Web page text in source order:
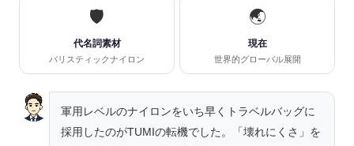
🛡️
代名詞素材
バリスティックナイロン
🌏
現在
世界的グローバル展開
軍用レベルのナイロンをいち早くトラベルバッグに
採用したのがTUMIの転機でした。「壊れにくさ」を